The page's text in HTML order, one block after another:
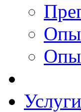
Услуги